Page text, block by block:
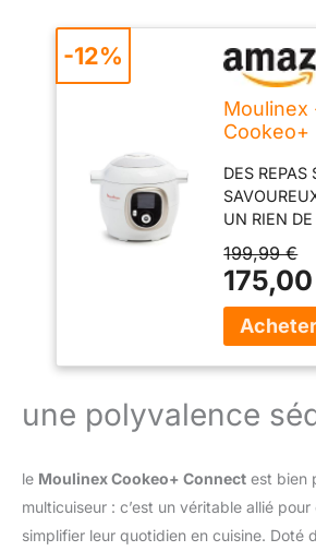
Moulinex
Cookeo+
150
DES REPAS
UN RIEN
plus de 200
maison à
moins de 10
avec le
haute
MAXIMUM
bien plus
retrouver
gratuite
LAISSEZ-
199,99 €
-12%
une polyvalence
le Moulinex Cookeo+ Connect est bien
multicuiseur : c’est un véritable allié
simplifier leur quotidien en cuisine. Doté